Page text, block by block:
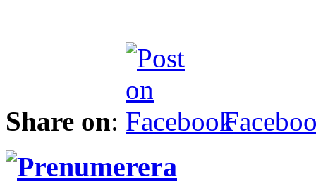
Share on: